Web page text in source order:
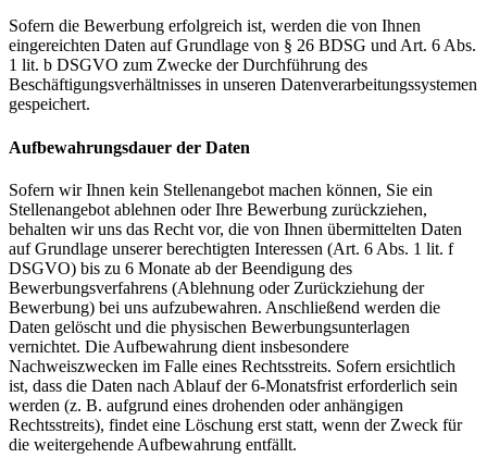
Sofern die Bewerbung erfolgreich ist, werden die von Ihnen
eingereichten Daten auf Grundlage von § 26 BDSG und Art. 6 Abs.
1 lit. b DSGVO zum Zwecke der Durchführung des
Beschäftigungsverhältnisses in unseren Datenverarbeitungssystemen
gespeichert.
Aufbewahrungsdauer der Daten
Sofern wir Ihnen kein Stellenangebot machen können, Sie ein
Stellenangebot ablehnen oder Ihre Bewerbung zurückziehen,
behalten wir uns das Recht vor, die von Ihnen übermittelten Daten
auf Grundlage unserer berechtigten Interessen (Art. 6 Abs. 1 lit. f
DSGVO) bis zu 6 Monate ab der Beendigung des
Bewerbungsverfahrens (Ablehnung oder Zurückziehung der
Bewerbung) bei uns aufzubewahren. Anschließend werden die
Daten gelöscht und die physischen Bewerbungsunterlagen
vernichtet. Die Aufbewahrung dient insbesondere
Nachweiszwecken im Falle eines Rechtsstreits. Sofern ersichtlich
ist, dass die Daten nach Ablauf der 6-Monatsfrist erforderlich sein
werden (z. B. aufgrund eines drohenden oder anhängigen
Rechtsstreits), findet eine Löschung erst statt, wenn der Zweck für
die weitergehende Aufbewahrung entfällt.